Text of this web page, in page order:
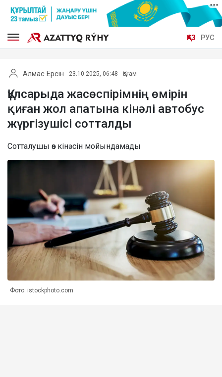
ҚАЗ РУС
Алмас Ерсін 23.10.2025, 06:48 Қоғам
Құлсарыда жасөспірімнің өмірін
қиған жол апатына кінәлі автобус
жүргізушісі сотталды
Сотталушы өз кінәсін мойындамады
Фото: istockphoto.com